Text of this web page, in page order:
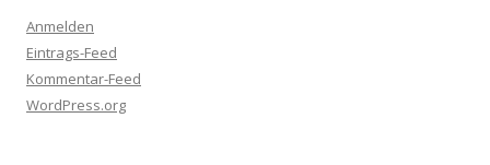
Anmelden
Eintrags-Feed
Kommentar-Feed
WordPress.org